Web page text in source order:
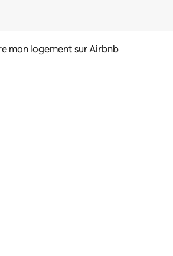
mon logement sur Airbnb